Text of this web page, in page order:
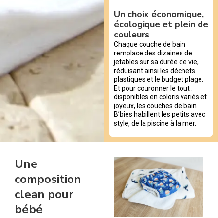
Un choix économique,
écologique et plein de
couleurs
Chaque couche de bain
remplace des dizaines de
jetables sur sa durée de vie,
réduisant ainsi les déchets
plastiques et le budget plage.
Et pour couronner le tout :
disponibles en coloris variés et
joyeux, les couches de bain
B’bies habillent les petits avec
style, de la piscine à la mer.
Une
composition
clean pour
bébé